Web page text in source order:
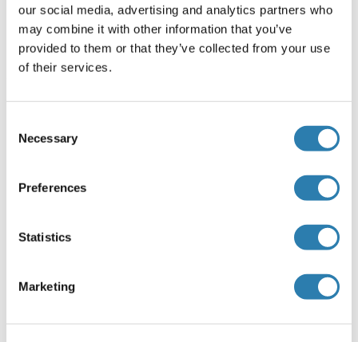
our social media, advertising and analytics partners who
may combine it with other information that you’ve
provided to them or that they’ve collected from your use
of their services.
Selection
Necessary
Preferences
Statistics
Marketing
Beschränkungen
Nur für Forschungszwecke einsetzbar
Handhabung
(ausblenden)
Format
Konzentration
Buffer
50 % Glycerol.